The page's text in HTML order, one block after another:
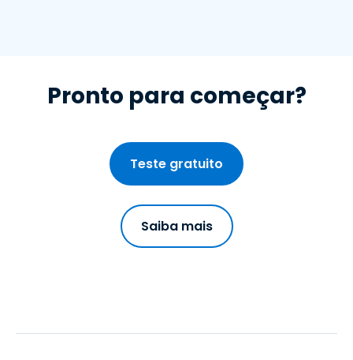
Pronto para começar?
Teste gratuito
Saiba mais